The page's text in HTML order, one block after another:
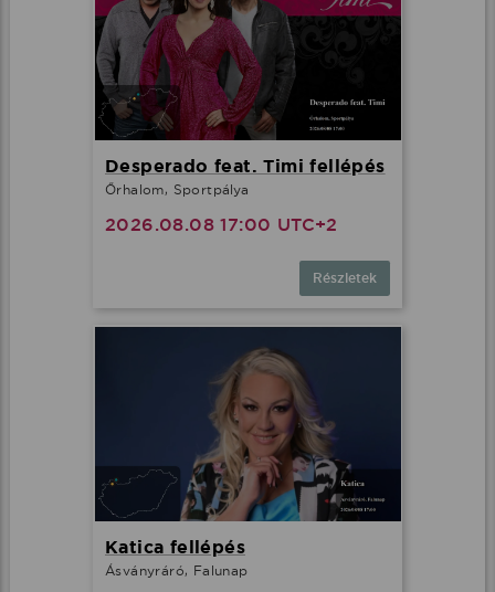
Desperado feat. Timi fellépés
Őrhalom, Sportpálya
2026.08.08 17:00 UTC+2
Részletek
Katica fellépés
Ásványráró, Falunap